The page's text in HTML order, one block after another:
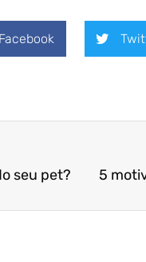
Facebook
seu pet?